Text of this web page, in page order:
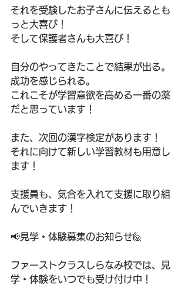
それを受験したお子さんに伝えるとも
っと大喜び！
そして保護者さんも大喜び！
自分のやってきたことで結果が出る。
成功を感じられる。
これこそが学習意欲を高める一番の薬
だと思っています！
また、次回の漢字検定があります！
それに向けて新しい学習教材も用意し
ます！
支援員も、気合を入れて支援に取り組
んでいきます！
📢見学・体験募集のお知らせ🙋
ファーストクラスしらなみ校では、見
学・体験をいつでも受け付け中！